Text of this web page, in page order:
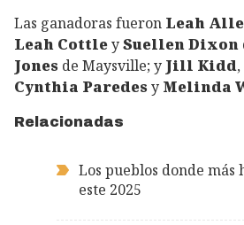
Las ganadoras fueron Leah
Leah CottleySuellen Dixon
Jones de Maysville; y Jill Kidd,
Cynthia Paredes y Melinda
Relacionadas
Los pueblos donde
este 2025